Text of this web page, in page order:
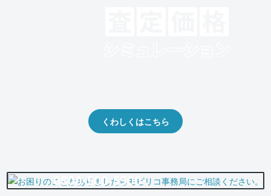
くわしくはこちら
0800-500-5500